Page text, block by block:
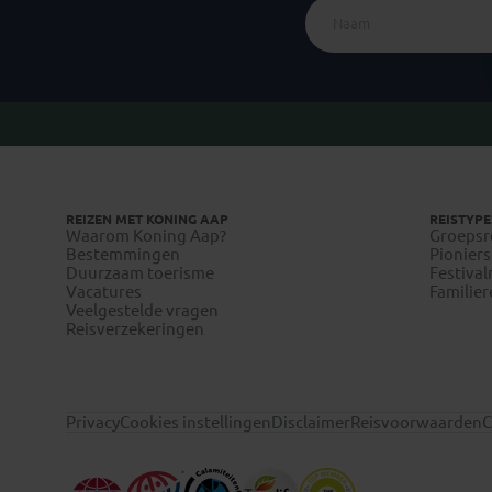
REIZEN MET KONING AAP
Waarom Koning Aap?
Bestemmingen
Duurzaam toerisme
Vacatures
Veelgestelde vragen
Reisverzekeringen
PrivacyCookies instellingen DisclaimerReisvoorwaarden